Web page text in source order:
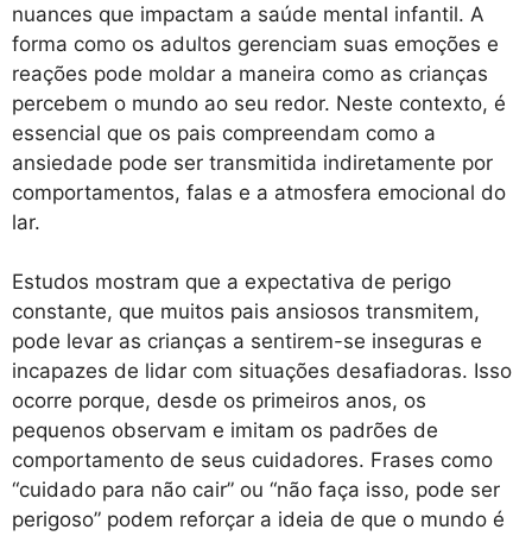
nuances que impactam a saúde mental infantil. A
forma como os adultos gerenciam suas emoções e
reações pode moldar a maneira como as crianças
percebem o mundo ao seu redor. Neste contexto, é
essencial que os pais compreendam como a
ansiedade pode ser transmitida indiretamente por
comportamentos, falas e a atmosfera emocional do
lar.
Estudos mostram que a expectativa de perigo
constante, que muitos pais ansiosos transmitem,
pode levar as crianças a sentirem-se inseguras e
incapazes de lidar com situações desafiadoras. Isso
ocorre porque, desde os primeiros anos, os
pequenos observam e imitam os padrões de
comportamento de seus cuidadores. Frases como
“cuidado para não cair” ou “não faça isso, pode ser
perigoso” podem reforçar a ideia de que o mundo é